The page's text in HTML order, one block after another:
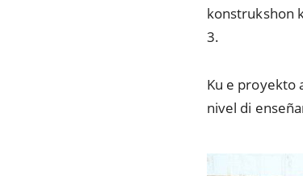
konstrukshon
3.
Ku e proyekto
nivel di